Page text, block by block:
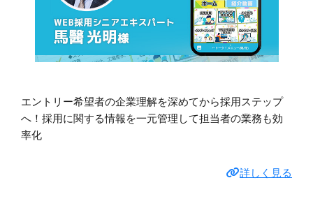
エントリー希望者の企業理解を深めてから採用ステップ
へ！採用に関する情報を一元管理して担当者の業務も効
率化
詳しく見る